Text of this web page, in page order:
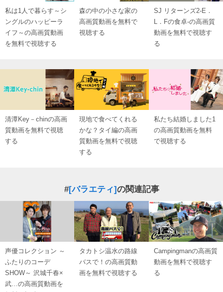
私は1人で暮らす～シ
ングルのハッピーラ
イフ～の高画質動画
を無料で視聴する
森の中の小さな家の
高画質動画を無料で
視聴する
SJ リターンズ2‐E．
L．Fの食卓‐の高画質
動画を無料で視聴す
る
清潭Key－chinの高画
質動画を無料で視聴
する
現地で食べてくれる
かな？タイ編の高画
質動画を無料で視聴
する
私たち結婚しました1
の高画質動画を無料
で視聴する
#[バラエティ]の関連記事
声優コレクション ～
ふたりのコーデ
SHOW～ 沢城千春×
武…の高画質動画を
タカトシ温水の路線
バスで！の高画質動
画を無料で視聴する
Campingmanの高画質
動画を無料で視聴す
る